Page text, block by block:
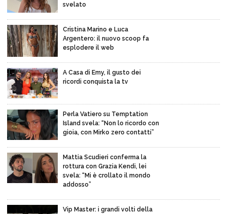
svelato
Cristina Marino e Luca
Argentero: il nuovo scoop fa
esplodere il web
A Casa di Emy, il gusto dei
ricordi conquista la tv
Perla Vatiero su Temptation
Island svela: “Non lo ricordo con
gioia, con Mirko zero contatti”
Mattia Scudieri conferma la
rottura con Grazia Kendi, lei
svela: “Mi è crollato il mondo
addosso”
Vip Master: i grandi volti della